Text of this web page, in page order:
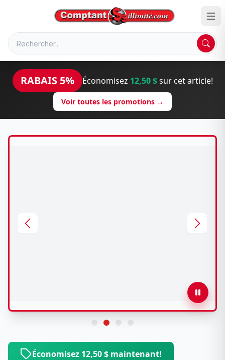
RABAIS 5% Économisez 12,50 $sur cet article!
Voir toutes les promotions →
Économisez 12,50 $ maintenant!